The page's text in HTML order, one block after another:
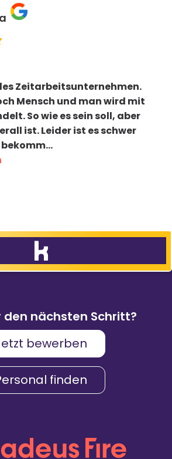
Zeitarbeitsunternehmen.
Mensch und man wird mit
So wie es sein soll, aber
ist. Leider ist es schwer
...
Bewertungen
4,2
4,3
4,4
den nächsten Schritt?
bewerben
finden